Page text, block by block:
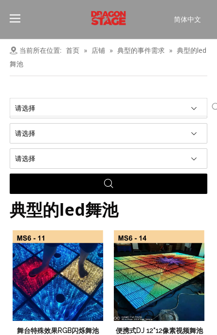
简体中文
Pусский
Français
当前所在位置: 首页 » 店铺 » 典型的事件需求 » 典型的led
舞池
请选择
请选择
请选择
典型的led舞池
舞台特殊效果RGB闪烁舞池
便携式DJ 12*12像素视频舞池